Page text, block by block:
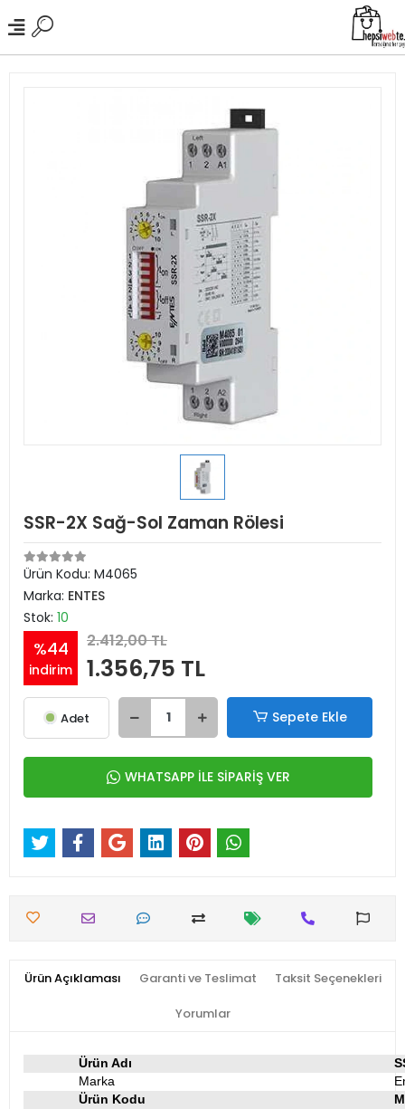
SSR-2X Sağ-Sol Zaman Rölesi
Ürün Kodu: M4065
Marka: ENTES
Stok: 10
%44
indirim
2.412,00 TL
1.356,75 TL
Adet Sepete Ekle
WHATSAPP İLE SİPARİŞ VER
Ürün Açıklaması Garanti ve Teslimat Taksit Seçenekleri
Yorumlar
Ürün Adı
Marka
Ürün Kodu